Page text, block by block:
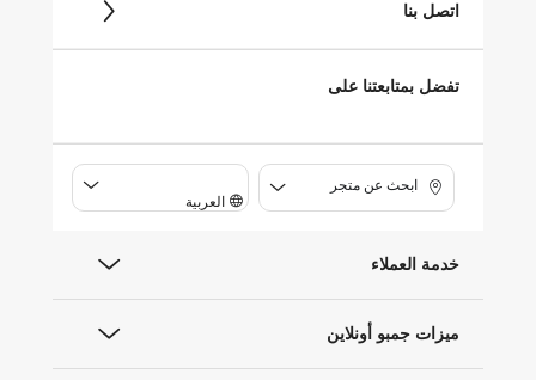
اتصل بنا
تفضل بمتابعتنا على
ابحث عن متجر
العربية
خدمة العملاء
ميزات جمبو أونلاين